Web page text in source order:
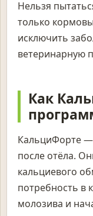
Нельзя
только
исключить
ветеринарную
Как
КальциФорте
после отёла.
кальциевого
потребность в
молозива и